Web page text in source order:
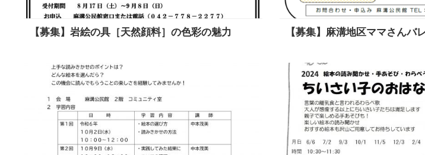
【募集】岩絵の具［天然顔料］の色彩の魅力 【募集】麻溝地区ママさんバ